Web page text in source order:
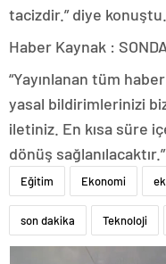
tacizdir.” diye konuştu.
Haber Kaynak :
“Yayınlanan tüm
yasal bildirimlerinizi
iletiniz. En kısa süre
dönüş sağlanılacaktır.”
Eğitim Ekonomi
son dakika Teknoloji